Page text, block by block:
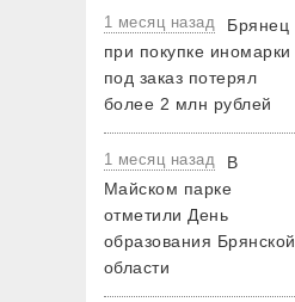
1 месяц назад
Брянец
при покупке иномарки
под заказ потерял
более 2 млн рублей
1 месяц назад
В
Майском парке
отметили День
образования Брянской
области